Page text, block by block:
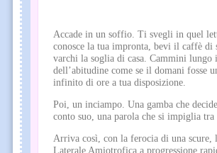
Accade in un soffio. Ti svegli in quel
conosce la tua impronta, bevi il caffè di
varchi la soglia di casa. Cammini lungo
dell’abitudine come se il domani fosse
infinito di ore a tua disposizione.
Poi, un inciampo. Una gamba che
conto suo, una parola che si impiglia
Arriva così, con la ferocia di una scure,
Laterale Amiotrofica a progressione